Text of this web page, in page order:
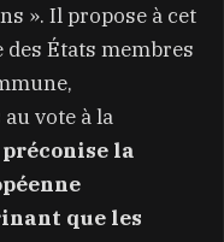
». Il propose à cet
États membres
vote à la
la
que les